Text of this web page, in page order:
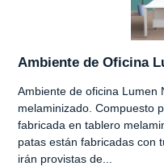
Ambiente de Oficina
Ambiente de oficina Lumen
melaminizado. Compuesto
fabricada en tablero
patas están fabricadas con
irán provistas de...